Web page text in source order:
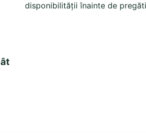
disponibilității înainte de